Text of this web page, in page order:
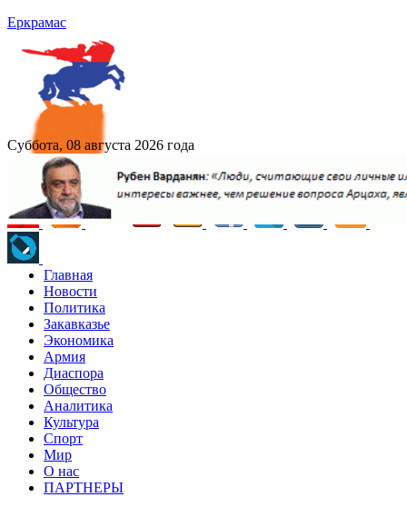
Еркрамас
Суббота, 08 августа 2026 года
Главная
Новости
Политика
Закавказье
Экономика
Армия
Диаспора
Общество
Аналитика
Культура
Спорт
Мир
О нас
ПАРТНЕРЫ